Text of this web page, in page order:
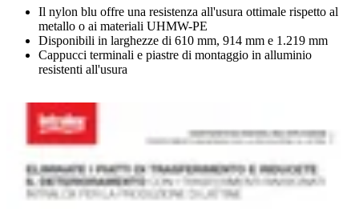
Il nylon blu offre una resistenza all'usura ottimale rispetto al
metallo o ai materiali UHMW-PE
Disponibili in larghezze di 610 mm, 914 mm e 1.219 mm
Cappucci terminali e piastre di montaggio in alluminio
resistenti all'usura